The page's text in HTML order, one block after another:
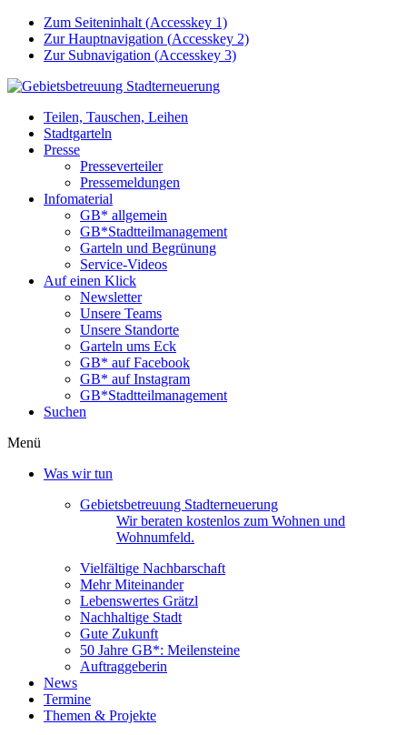
Zum Seiteninhalt (Accesskey 1)
Zur Hauptnavigation (Accesskey 2)
Zur Subnavigation (Accesskey 3)
Teilen, Tauschen, Leihen
Stadtgarteln
Presse
Presseverteiler
Pressemeldungen
Infomaterial
GB* allgemein
GB*Stadtteilmanagement
Garteln und Begrünung
Service-Videos
Auf einen Klick
Newsletter
Unsere Teams
Unsere Standorte
Garteln ums Eck
GB* auf Facebook
GB* auf Instagram
GB*Stadtteilmanagement
Suchen
Menü
Was wir tun
Gebietsbetreuung Stadterneuerung
Wir beraten kostenlos zum Wohnen und
Wohnumfeld.
Vielfältige Nachbarschaft
Mehr Miteinander
Lebenswertes Grätzl
Nachhaltige Stadt
Gute Zukunft
50 Jahre GB*: Meilensteine
Auftraggeberin
News
Termine
Themen & Projekte